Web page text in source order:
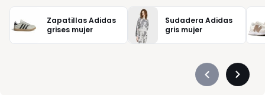
Zapatillas Adidas
grises mujer
Sudadera Adidas
gris mujer
Précédent